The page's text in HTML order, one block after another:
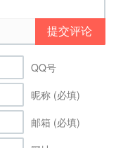
提交评论
QQ号
昵称 (必填)
邮箱 (必填)